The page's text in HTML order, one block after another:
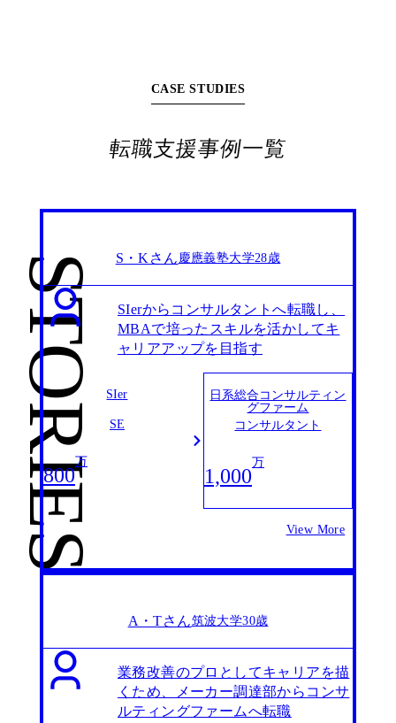
CASE STUDIES
転職支援事例一覧
STORIES S・Kさん 慶應義塾大学28歳
SIerからコンサルタントへ転職し、
MBAで培ったスキルを活かしてキ
ャリアアップを目指す
SIer
SE
800
万
日系総合コンサルティン
グファーム
コンサルタント
1,000
万
View More
A・Tさん筑波大学30歳
業務改善のプロとしてキャリアを描
くため、メーカー調達部からコンサ
ルティングファームへ転職